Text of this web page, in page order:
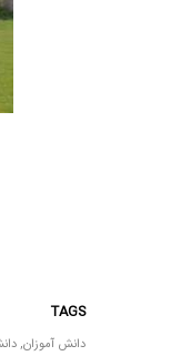
TAGS
دانش آموزان,